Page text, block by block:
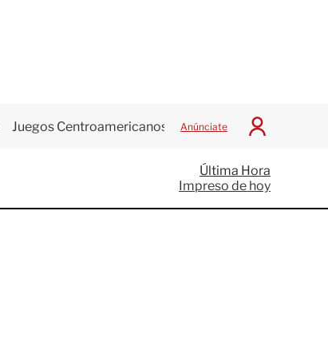
Juegos Centroamericanos Anúnciate
I
c
i
a
Última Hora
Impreso de hoy